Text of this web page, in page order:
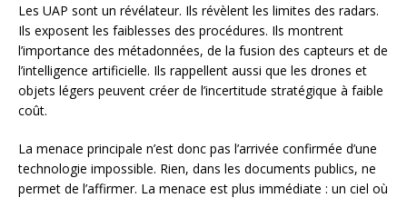
Les UAP sont un révélateur. Ils révèlent les limites des radars.
Ils exposent les faiblesses des procédures. Ils montrent
l’importance des métadonnées, de la fusion des capteurs et de
l’intelligence artificielle. Ils rappellent aussi que les drones et
objets légers peuvent créer de l’incertitude stratégique à faible
coût.
La menace principale n’est donc pas l’arrivée confirmée d’une
technologie impossible. Rien, dans les documents publics, ne
permet de l’affirmer. La menace est plus immédiate : un ciel où